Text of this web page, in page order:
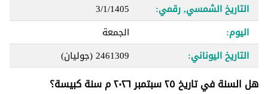
التاريخ الشمسي, رقمي:
3/1/1405
اليوم:
الجمعة
التاريخ اليوناني:
2461309(جوليان)
هل السنة في تاريخ ٢٥ سبتمبر ٢٠٢٦ م سنة كبيسة؟